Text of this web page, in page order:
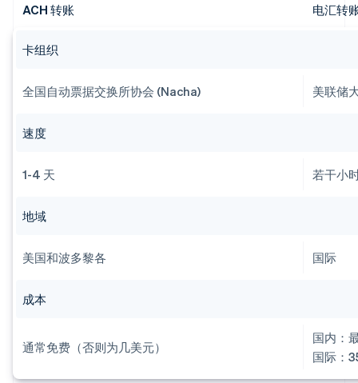
ACH 转账 电汇转
卡组织
全国自动票据交换所协会 (Nacha) 美联储
速度
1-4 天 若干小
地域
美国和波多黎各 国际
成本
通常免费（否则为几美元）
国内：
国际：